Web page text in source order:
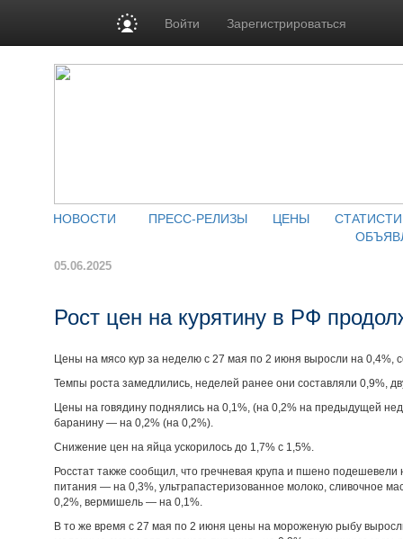
Войти Зарегистрироваться
НОВОСТИ ПРЕСС-РЕЛИЗЫ ЦЕНЫ
05.06.2025
Рост цен на курятину в РФ
Цены на мясо кур за неделю с 27 мая по 2 июня выросли на 0,4%,
Темпы роста замедлились, неделей ранее они составляли 0,9%,
Цены на говядину поднялись на 0,1%, (на 0,2% на предыдущей
баранину — на 0,2% (на 0,2%).
Снижение цен на яйца ускорилось до 1,7% с 1,5%.
Росстат также сообщил, что гречневая крупа и пшено
питания — на 0,3%, ультрапастеризованное молоко, сливочное
0,2%, вермишель — на 0,1%.
В то же время с 27 мая по 2 июня цены на мороженую рыбу